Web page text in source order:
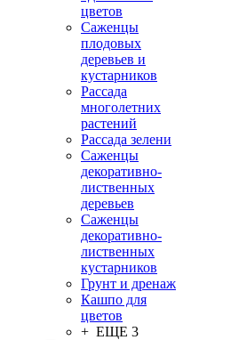
цветов
Саженцы
плодовых
деревьев и
кустарников
Рассада
многолетних
растений
Рассада зелени
Саженцы
декоративно-
лиственных
деревьев
Саженцы
декоративно-
лиственных
кустарников
Грунт и дренаж
Кашпо для
цветов
+ ЕЩЕ 3